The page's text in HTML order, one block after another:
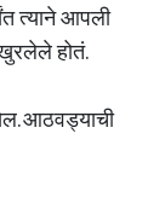
त्याने आपली
होतं.
आठवड्याची